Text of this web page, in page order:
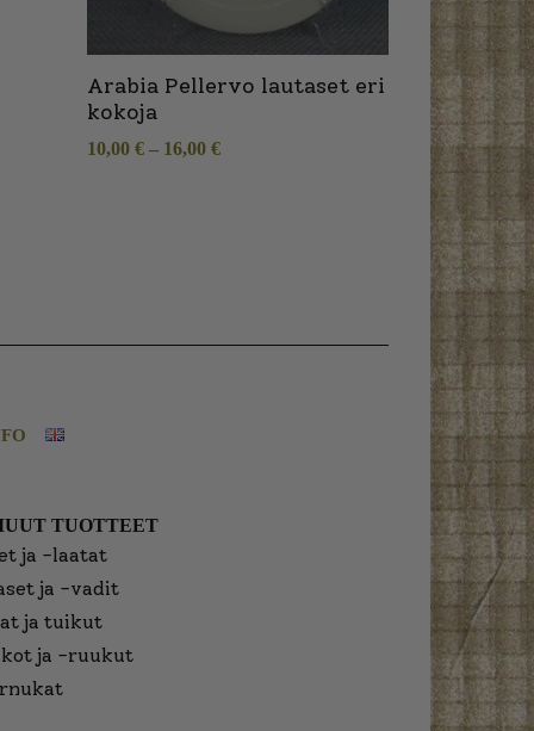
Arabia Pellervo lautaset eri
kokoja
10,00 € – 16,00 €
TUOTTEET
ja -laatat
ja -vadit
ja tuikut
ja -ruukut